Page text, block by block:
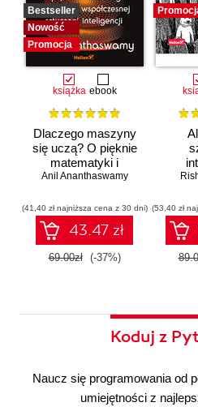
Bestseller
Nowość
Promocja
książka ebook
Dlaczego maszyny
się uczą? O pięknie
matematyki i
działaniu
sztucznej
Anil Ananthaswamy
(41,40 zł najniższa cena z 30 dni)
43.47 zł
69.00zł (-37%)
(53,40 zł
Koduj z
Naucz się programowania od
umiejętności z